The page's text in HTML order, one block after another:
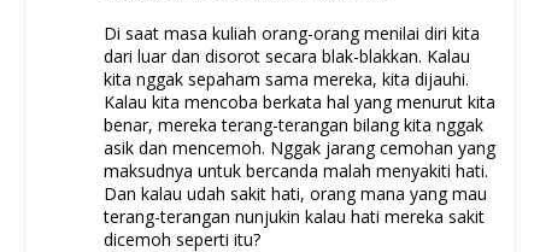
Di saat masa kuliah orang-orang menilai diri kita
dari luar dan disorot secara blak-blakkan. Kalau
kita nggak sepaham sama mereka, kita dijauhi.
Kalau kita mencoba berkata hal yang menurut kita
benar, mereka terang-terangan bilang kita nggak
asik dan mencemoh. Nggak jarang cemohan yang
maksudnya untuk bercanda malah menyakiti hati.
Dan kalau udah sakit hati, orang mana yang mau
terang-terangan nunjukin kalau hati mereka sakit
dicemoh seperti itu?